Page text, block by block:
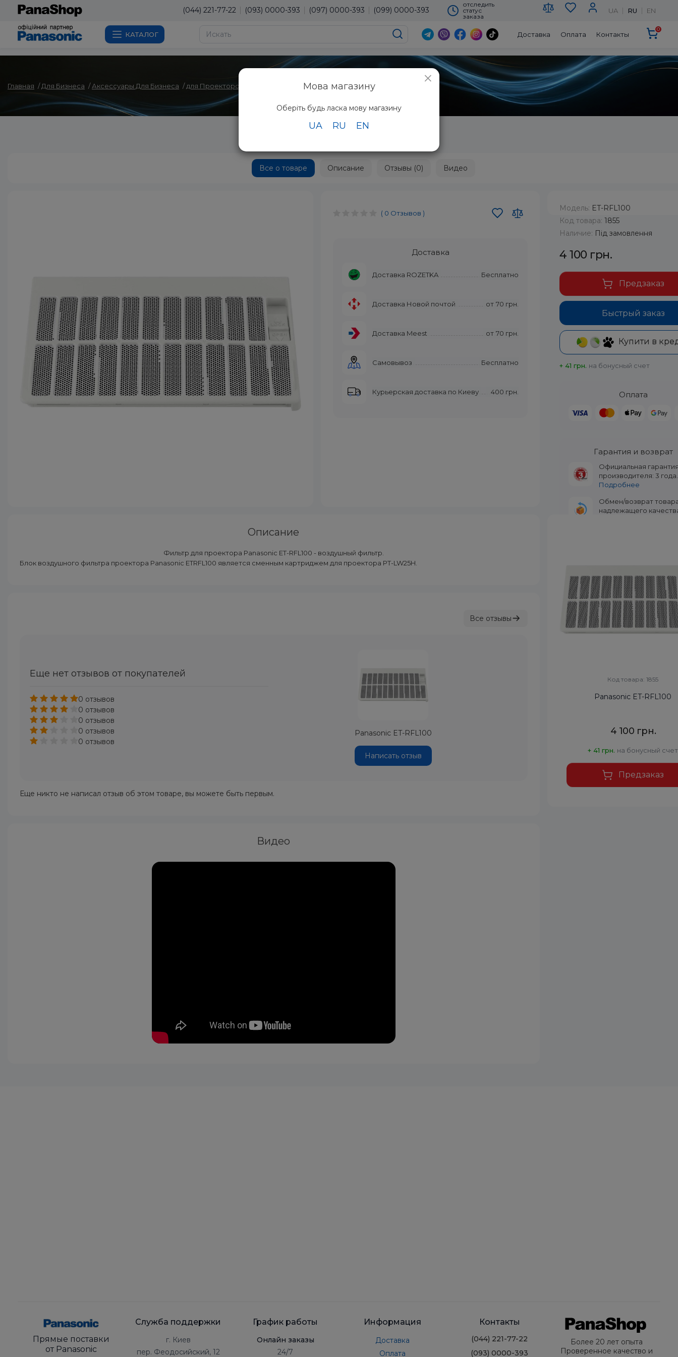
(044) 221-77-22 (093) 0000-393 (097) 0000-393 (099) 0000-393
отследить
статус
заказа
UA RU EN
КАТАЛОГ Доставка Оплата Контакты
0
Главная Для Бизнеса Аксессуары Для Бизнеса для Проекторов Фильтры Проекторов Panasonic ET-RFL100 ×
Мова магазину
Оберіть будь ласка мову магазину
UA RU EN
Panasonic ET-RFL100
Все о товаре Описание Отзывы (0) Видео
( 0 Отзывов )
Доставка
Доставка ROZETKA Бесплатно
Доставка Новой почтой от 70 грн.
Доставка Meest от 70 грн.
Самовывоз Бесплатно
Курьерская доставка по Киеву 400 грн.
Модель: ET-RFL100
Код товара: 1855
Наличие: Під замовлення
4 100 грн.
Быстрый заказ
Предзаказ
Купити в
+ 41 грн. на бонусный счет
Оплата
Гарантия и возврат
Официальная
производителя: 3 года.
Подробнее
Обмен/возврат
надлежащего
Описание
Фильтр для проектора Panasonic ET-RFL100 - воздушный фильтр.
Блок воздушного фильтра проектора Panasonic ETRFL100 является сменным картриджем для проектора PT-LW25H.
Все отзывы
Еще нет отзывов от покупателей
0 отзывов
0 отзывов
0 отзывов
0 отзывов
0 отзывов
Panasonic ET-RFL100
Написать отзыв
Еще никто не написал отзыв об этом товаре, вы можете быть первым.
Видео
Код товара: 1855
Panasonic ET-RFL100
4 100 грн.
+ 41 грн. на бонусный счет
Предзаказ
Прямые поставки
от Panasonic
Служба поддержки
г. Киев
пер. Феодосийский, 12
График работы
Онлайн заказы
24/7
Информация
Доставка
Оплата
Контакты
(044) 221-77-22
(093) 0000-393
Более 20 лет опыта
Проверенное качество и